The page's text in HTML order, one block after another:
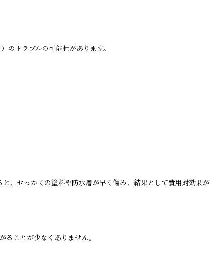
のトラブルの可能性があります。
、せっかくの塗料や防水層が早く傷み、結果として費用対効果が
ることが少なくありません。